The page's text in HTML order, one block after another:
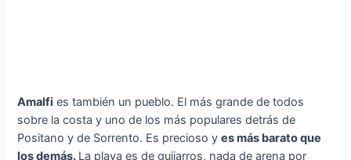
Amalfi es también un pueblo. El más grande de todos
sobre la costa y uno de los más populares detrás de
Positano y de Sorrento. Es precioso yes más barato que
los demás. La playa es de guijarros, nada de arena por